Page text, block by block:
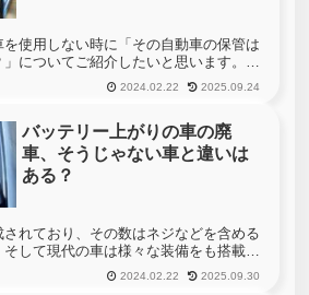
使用しない時に「その自動車の保管は
についてご紹介したいと思います。現
いる方であれば、突然、海外への長期出
た場合や、病気で長期の入院が必要にな
2024.02.22 2025.09.24
バッテリー上がりの車の廃
車、そうじゃない車と違いは
ある？
れており、その数はネジなどを含める
して現代の車は様々な装備をも搭載さ
ネルギーを生み出すためのエンジン以外
めにはさまざまな構成品が必要となりま
2024.02.22 2025.09.30